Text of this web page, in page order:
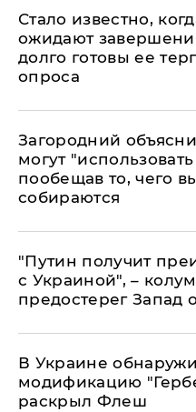
Стало известно,
ожидают
долго готовы ее
опроса
Загородний
могут
пообещав то, чего
собираются
"Путин получит
с Украиной", –
предостерег Запад
В Украине
модификацию
раскрыл Флеш